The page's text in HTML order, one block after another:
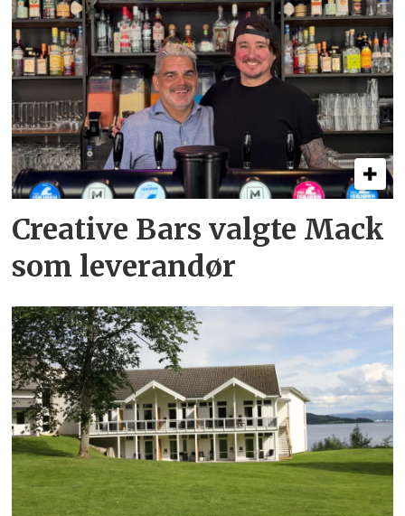
Creative Bars valgte Mack
som leverandør